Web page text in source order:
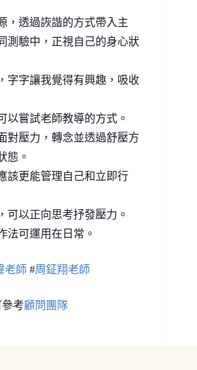
，透過詼諧的方式帶入主
測驗中，正視自己的身心狀
字字讓我覺得有興趣，吸收
以嘗試老師教導的方式。
對壓力，轉念並透過舒壓方
態。
該更能管理自己和立即行
可以正向思考抒發壓力。
法可運用在日常。
老師 #周鉦翔老師
考顧問團隊